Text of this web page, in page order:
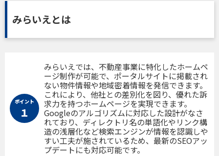
みらいえとは
ポイント
１
みらいえでは、不動産事業に特化したホームペ
ージ制作が可能で、ポータルサイトに掲載され
ない物件情報や地域密着情報を発信できます。
これにより、他社との差別化を図り、優れた訴
求力を持つホームページを実現できます。
Googleのアルゴリズムに対応した設計がなさ
れており、ディレクトリ名の単語化やリンク構
造の浅層化など検索エンジンが情報を認識しや
すい工夫が施されているため、最新のSEOアッ
プデートにも対応可能です。